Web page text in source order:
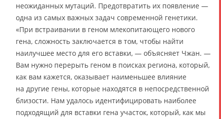
неожиданных мутаций. Предотвратить их появление —
одна из самых важных задач современной генетики.
«При встраивании в геном млекопитающего нового
гена, сложность заключается в том, чтобы найти
наилучшее место для его вставки, — объясняет Чжан. —
Вам нужно перерыть геном в поисках региона, который,
как вам кажется, оказывает наименьшее влияние
на другие гены, которые находятся в непосредственной
близости. Нам удалось идентифицировать наиболее
подходящий для вставки гена участок, который, как мы